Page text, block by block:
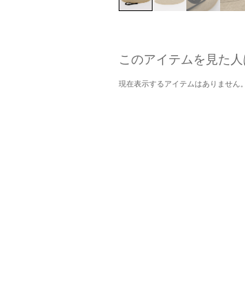
このアイテムを見た
現在表示するアイテムはありません。